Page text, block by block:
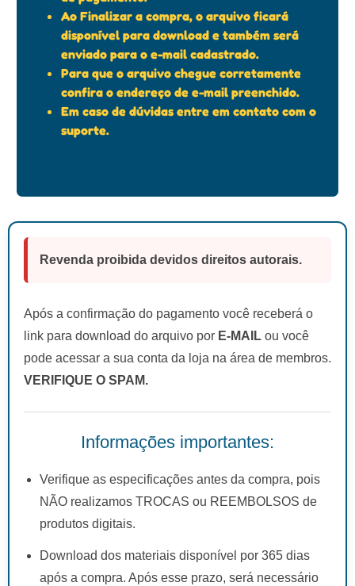
Ao Finalizar a compra, o arquivo ficará
disponível para download e também será
enviado para o e-mail cadastrado.
Para que o arquivo chegue corretamente
confira o endereço de e-mail preenchido.
Em caso de dúvidas entre em contato com o
suporte.
Revenda proibida devidos direitos autorais.
Após a confirmação do pagamento você receberá o
link para download do arquivo por E-MAIL ou você
pode acessar a sua conta da loja na área de membros.
VERIFIQUE O SPAM.
Informações importantes:
Verifique as especificações antes da compra, pois
NÃO realizamos TROCAS ou REEMBOLSOS de
produtos digitais.
Download dos materiais disponível por 365 dias
após a compra. Após esse prazo, será necessário